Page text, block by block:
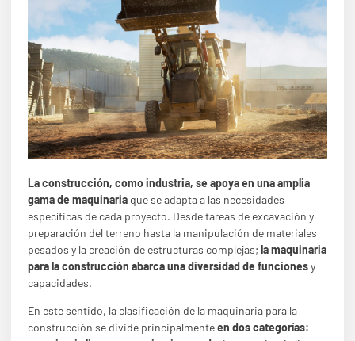
La construcción, como industria, se apoya en una amplia
gama de maquinaria que se adapta a las necesidades
específicas de cada proyecto. Desde tareas de excavación y
preparación del terreno hasta la manipulación de materiales
pesados y la creación de estructuras complejas; la maquinaria
para la construcción abarca una diversidad de funcionesy
capacidades.
En este sentido, la clasificación de la maquinaria para la
construcción se divide principalmenteen dos categorías: